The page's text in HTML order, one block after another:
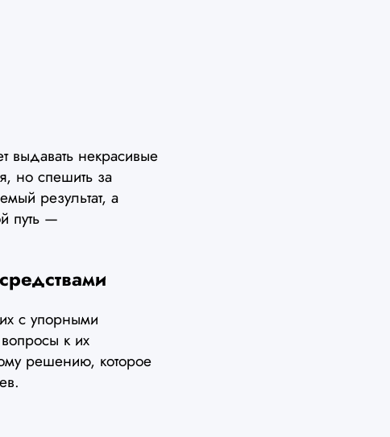
выдавать некрасивые
но спешить за
результат, а
путь —
с упорными
к их
решению, которое